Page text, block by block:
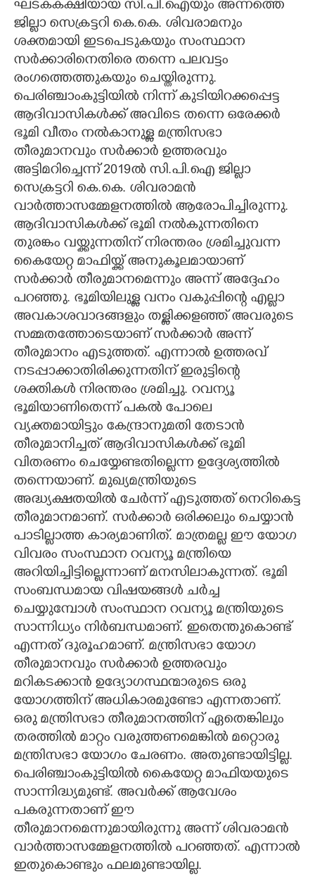
ഘടകകക്ഷിയായ സി.പി.ഐയും അന്നത്തെ
ജില്ലാ സെക്രട്ടറി കെ.കെ. ശിവരാമനും
ശക്തമായി ഇടപെടുകയും സംസ്ഥാന
സർക്കാരിനെതിരെ തന്നെ പലവട്ടം
രംഗത്തെത്തുകയും ചെയ്തിരുന്നു.
പെരിഞ്ചാംകുട്ടിയിൽ നിന്ന് കുടിയിറക്കപ്പെട്ട
ആദിവാസികൾക്ക് അവിടെ തന്നെ ഒരേക്കർ
ഭൂമി വീതം നൽകാനുള്ള മന്ത്രിസഭാ
തീരുമാനവും സർക്കാർ ഉത്തരവും
അട്ടിമറിച്ചെന്ന് 2019ൽ സി.പി.ഐ ജില്ലാ
സെക്രട്ടറി കെ.കെ. ശിവരാമൻ
വാർത്താസമ്മേളനത്തിൽ ആരോപിച്ചിരുന്നു.
ആദിവാസികൾക്ക് ഭൂമി നൽകുന്നതിനെ
തുരങ്കം വയ്ക്കുന്നതിന് നിരന്തരം ശ്രമിച്ചുവന്ന
കൈയേറ്റ മാഫിയ്ക്ക് അനുകൂലമായാണ്
സർക്കാർ തീരുമാനമെന്നും അന്ന് അദ്ദേഹം
പറഞ്ഞു. ഭൂമിയിലുള്ള വനം വകുപ്പിന്റെ എല്ലാ
അവകാശവാദങ്ങളും തള്ളിക്കളഞ്ഞ് അവരുടെ
സമ്മതത്തോടെയാണ് സർക്കാർ അന്ന്
തീരുമാനം എടുത്തത്. എന്നാൽ ഉത്തരവ്
നടപ്പാക്കാതിരിക്കുന്നതിന് ഇരുട്ടിന്റെ
ശക്തികൾ നിരന്തരം ശ്രമിച്ചു. റവന്യൂ
ഭൂമിയാണിതെന്ന് പകൽ പോലെ
വ്യക്തമായിട്ടും കേന്ദ്രാനുമതി തേടാൻ
തീരുമാനിച്ചത് ആദിവാസികൾക്ക് ഭൂമി
വിതരണം ചെയ്യേണ്ടതില്ലെന്ന ഉദ്ദേശ്യത്തിൽ
തന്നെയാണ്. മുഖ്യമന്ത്രിയുടെ
അദ്ധ്യക്ഷതയിൽ ചേർന്ന് എടുത്തത് നെറികെട്ട
തീരുമാനമാണ്. സർക്കാർ ഒരിക്കലും ചെയ്യാൻ
പാടില്ലാത്ത കാര്യമാണിത്. മാത്രമല്ല ഈ യോഗ
വിവരം സംസ്ഥാന റവന്യൂ മന്ത്രിയെ
അറിയിച്ചിട്ടില്ലെന്നാണ് മനസിലാകുന്നത്. ഭൂമി
സംബന്ധമായ വിഷയങ്ങൾ ചർച്ച
ചെയ്യുമ്പോൾ സംസ്ഥാന റവന്യൂ മന്ത്രിയുടെ
സാന്നിധ്യം നിർബന്ധമാണ്. ഇതെന്തുകൊണ്ട്
എന്നത് ദുരൂഹമാണ്. മന്ത്രിസഭാ യോഗ
തീരുമാനവും സർക്കാർ ഉത്തരവും
മറികടക്കാൻ ഉദ്യോഗസ്ഥന്മാരുടെ ഒരു
യോഗത്തിന് അധികാരമുണ്ടോ എന്നതാണ്.
ഒരു മന്ത്രിസഭാ തീരുമാനത്തിന് ഏതെങ്കിലും
തരത്തിൽ മാറ്റം വരുത്തണമെങ്കിൽ മറ്റൊരു
മന്ത്രിസഭാ യോഗം ചേരണം. അതുണ്ടായിട്ടില്ല.
പെരിഞ്ചാംകുട്ടിയിൽ കൈയേറ്റ മാഫിയയുടെ
സാന്നിദ്ധ്യമുണ്ട്. അവർക്ക് ആവേശം
പകരുന്നതാണ് ഈ
തീരുമാനമെന്നുമായിരുന്നു അന്ന് ശിവരാമൻ
വാർത്താസമ്മേളനത്തിൽ പറഞ്ഞത്. എന്നാൽ
ഇതുകൊണ്ടും ഫലമുണ്ടായില്ല.